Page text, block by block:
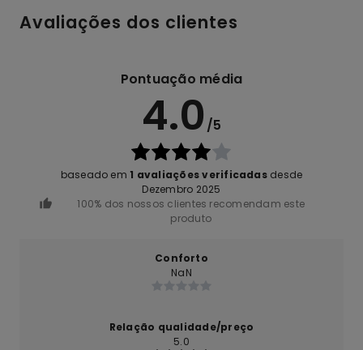
Avaliações dos clientes
Pontuação média
4.0 /5
baseado em 1 avaliações verificadasdesde
Dezembro 2025
100% dos nossos clientes recomendam este
produto
Conforto
NaN
Relação qualidade/preço
5.0